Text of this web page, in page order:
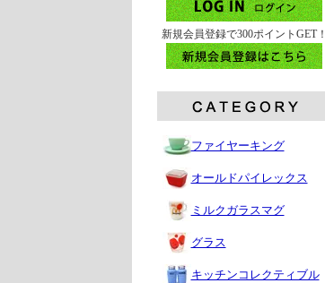
新規会員登録で300ポイントGET！
ファイヤーキング
オールドパイレックス
ミルクガラスマグ
グラス
キッチンコレクティブル